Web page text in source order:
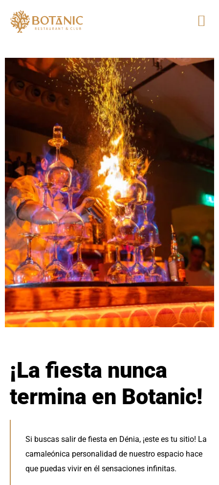
¡La fiesta nunca
termina en Botanic!
Si buscas salir de fiesta en Dénia, ¡este es tu sitio! La
camaleónica personalidad de nuestro espacio hace
que puedas vivir en él sensaciones infinitas.